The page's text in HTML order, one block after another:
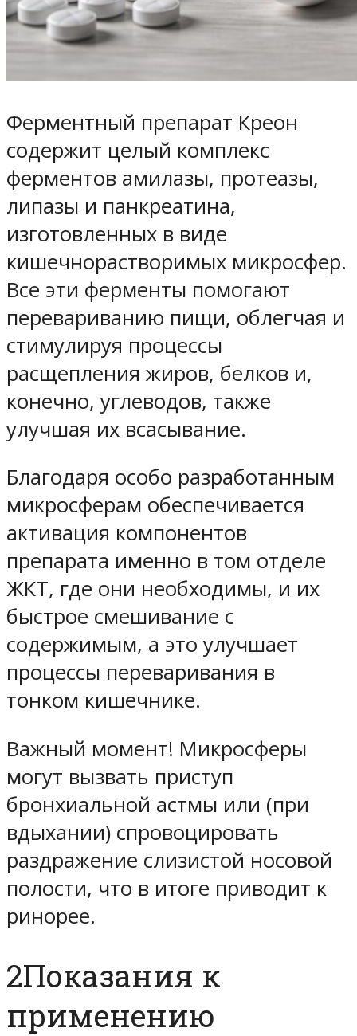
Ферментный препарат Креон
содержит целый комплекс
ферментов амилазы, протеазы,
липазы и панкреатина,
изготовленных в виде
кишечнорастворимых микросфер.
Все эти ферменты помогают
перевариванию пищи, облегчая и
стимулируя процессы
расщепления жиров, белков и,
конечно, углеводов, также
улучшая их всасывание.
Благодаря особо разработанным
микросферам обеспечивается
активация компонентов
препарата именно в том отделе
ЖКТ, где они необходимы, и их
быстрое смешивание с
содержимым, а это улучшает
процессы переваривания в
тонком кишечнике.
Важный момент! Микросферы
могут вызвать приступ
бронхиальной астмы или (при
вдыхании) спровоцировать
раздражение слизистой носовой
полости, что в итоге приводит к
ринорее.
2Показания к
применению